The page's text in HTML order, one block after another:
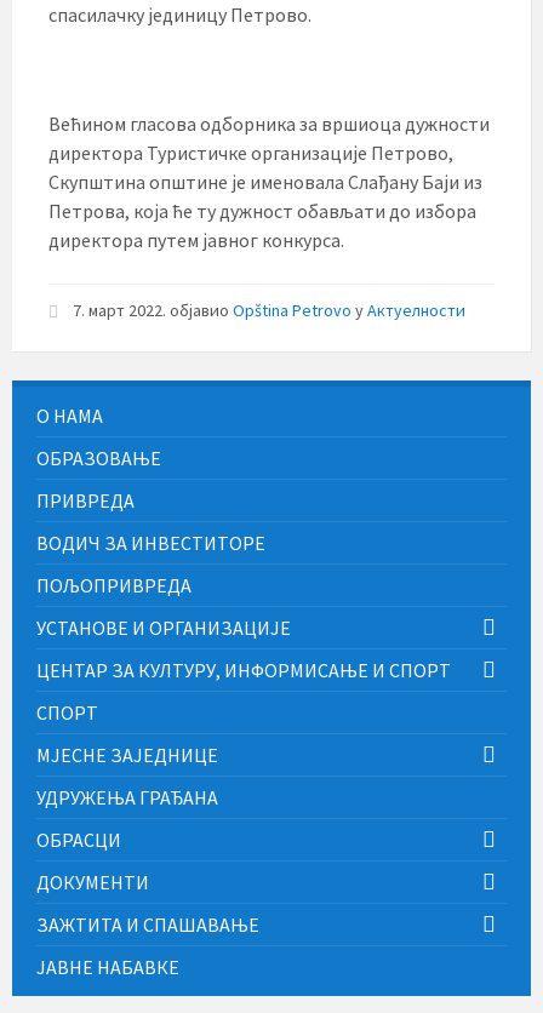
спасилачку јединицу Петрово.
Већином гласова одборника за вршиоца дужности
директора Туристичке организације Петрово,
Скупштина општине је именовала Слађану Баји из
Петрова, која ће ту дужност обављати до избора
директора путем јавног конкурса.
7. март 2022. објавио Opština Petrovo уАктуелности
О НАМА
ОБРАЗОВАЊЕ
ПРИВРЕДА
ВОДИЧ ЗА ИНВЕСТИТОРЕ
ПОЉОПРИВРЕДА
УСТАНОВЕ И ОРГАНИЗАЦИЈЕ
ЦЕНТАР ЗА КУЛТУРУ, ИНФОРМИСАЊЕ И СПОРТ
СПОРТ
МЈЕСНЕ ЗАЈЕДНИЦЕ
УДРУЖЕЊА ГРАЂАНА
ОБРАСЦИ
ДОКУМЕНТИ
ЗАЖТИТА И СПАШАВАЊЕ
ЈАВНЕ НАБАВКЕ